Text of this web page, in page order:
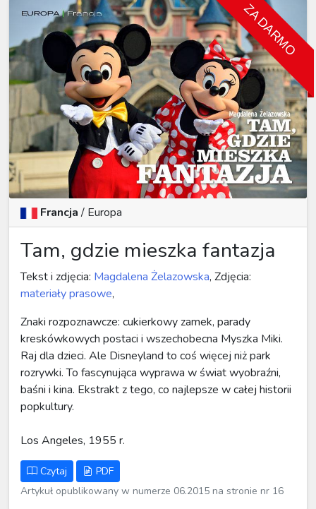
ZA DARMO
Francja/ Europa
Tam, gdzie mieszka fantazja
Tekst i zdjęcia: Magdalena Żelazowska, Zdjęcia:
materiały prasowe,
Znaki rozpoznawcze: cukierkowy zamek, parady
kreskówkowych postaci i wszechobecna Myszka Miki.
Raj dla dzieci. Ale Disneyland to coś więcej niż park
rozrywki. To fascynująca wyprawa w świat wyobraźni,
baśni i kina. Ekstrakt z tego, co najlepsze w całej historii
popkultury.
Los Angeles, 1955 r.
Czytaj
PDF
Artykuł opublikowany w numerze 06.2015 na stronie nr 16